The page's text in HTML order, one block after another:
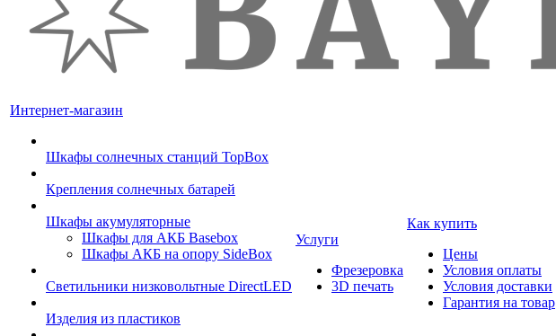
Интернет-магазин
Шкафы солнечных станций TopBox
Крепления солнечных батарей
Шкафы акумуляторные
Шкафы для АКБ Basebox
Шкафы АКБ на опору SideBox
Светильники низковольтные DirectLED
Изделия из пластиков
Услуги
Фрезеровка
3D печать
Как купить
Цены
Условия оплаты
Условия доставки
Гарантия на товар